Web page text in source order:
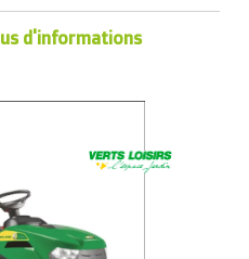
d'informations